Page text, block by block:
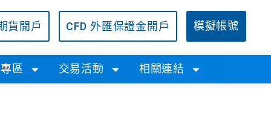
貨開戶 CFD 外匯保證金開戶 模擬帳號
區 交易活動 相關連結